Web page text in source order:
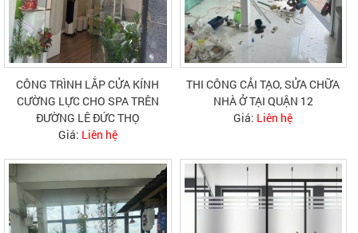
CÔNG TRÌNH LẮP CỬA KÍNH
CƯỜNG LỰC CHO SPA TRÊN
ĐƯỜNG LÊ ĐỨC THỌ
Giá: Liên hệ
THI CÔNG CẢI TẠO, SỬA CHỮA
NHÀ Ở TẠI QUẬN 12
Giá: Liên hệ